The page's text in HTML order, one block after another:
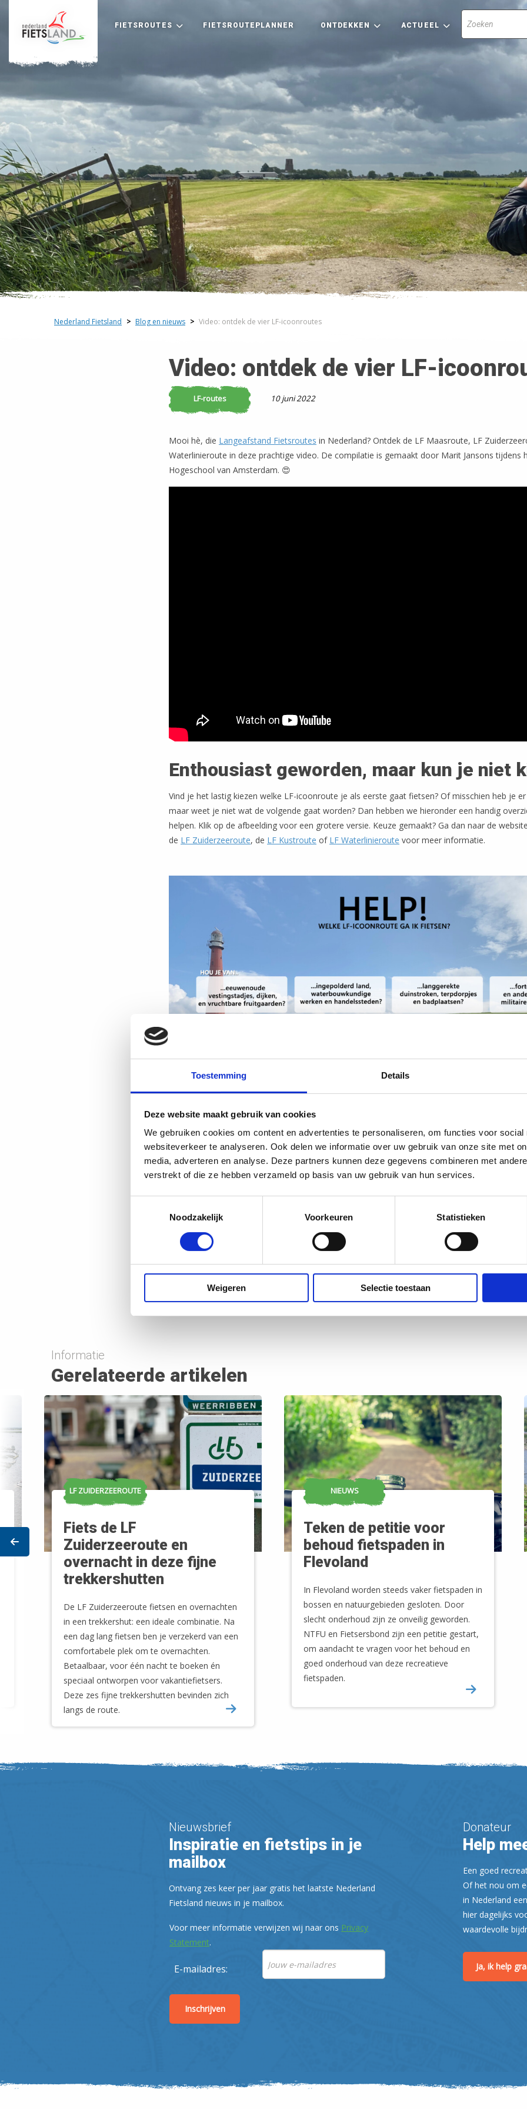
Toestemming Details
Deze website maakt gebruik van cookies
We gebruiken cookies om content en advertenties te personaliseren, om functies voor social
websiteverkeer te analyseren. Ook delen we informatie over uw gebruik van onze site met
media, adverteren en analyse. Deze partners kunnen deze gegevens combineren met
verstrekt of die ze hebben verzameld op basis van uw gebruik van hun services.
Noodzakelijk
Voorkeuren Statistieken
Weigeren Selectie toestaan
FIETSROUTES FIETSROUTEPLANNER ONTDEKKEN ACTUEEL
Nederland Fietsland > Blog en nieuws > Video: ontdek de vier LF-icoonroutes
Video: ontdek de vier LF-
LF-routes 10 juni 2022
Mooi hè, die Langeafstand Fietsroutes in Nederland? Ontdek de LF Maasroute, LF
Waterlinieroute in deze prachtige video. De compilatie is gemaakt door Marit Jansons tijdens
Hogeschool van Amsterdam. 😍
Enthousiast geworden, maar kun je niet
Vind je het lastig kiezen welke LF-icoonroute je als eerste gaat fietsen? Of misschien heb je
maar weet je niet wat de volgende gaat worden? Dan hebben we hieronder een handig
helpen. Klik op de afbeelding voor een grotere versie. Keuze gemaakt? Ga dan naar de
de LF Zuiderzeeroute, de LF Kustroute of LF Waterlinieroute voor meer informatie.
Geschreven door
Marina
Informatie
Gerelateerde artikelen
Prev
LF ZUIDERZEEROUTE
Fiets de LF
Zuiderzeeroute en
overnacht in deze fijne
trekkershutten
De LF Zuiderzeeroute fietsen en overnachten
in een trekkershut: een ideale combinatie. Na
een dag lang fietsen ben je verzekerd van een
comfortabele plek om te overnachten.
Betaalbaar, voor één nacht te boeken én
speciaal ontworpen voor vakantiefietsers.
Deze zes fijne trekkershutten bevinden zich
langs de route.
NIEUWS
Teken de petitie voor
behoud fietspaden in
Flevoland
In Flevoland worden steeds vaker fietspaden in
bossen en natuurgebieden gesloten. Door
slecht onderhoud zijn ze onveilig geworden.
NTFU en Fietsersbond zijn een petitie gestart,
om aandacht te vragen voor het behoud en
goed onderhoud van deze recreatieve
fietspaden.
Nieuwsbrief
Inspiratie en fietstips in je
mailbox
Ontvang zes keer per jaar gratis het laatste Nederland
Fietsland nieuws in je mailbox.
Voor meer informatie verwijzen wij naar ons Privacy
Statement.
E-mailadres:
Donateur
Help
Een goed
Of het nou om
in Nederland
hier dagelijks
waardevolle
Ja, ik help